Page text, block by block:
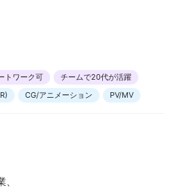
トワーク可
チームで20代が活躍
CG/アニメーション PV/MV